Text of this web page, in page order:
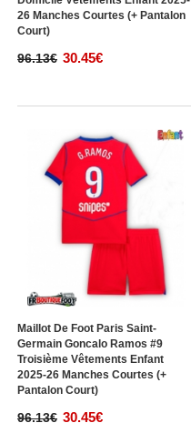
26 Manches Courtes (+ Pantalon
Court)
96.13€ 30.45€
Maillot De Foot Paris Saint-
Germain Goncalo Ramos #9
Troisième Vêtements Enfant
2025-26 Manches Courtes (+
Pantalon Court)
96.13€ 30.45€